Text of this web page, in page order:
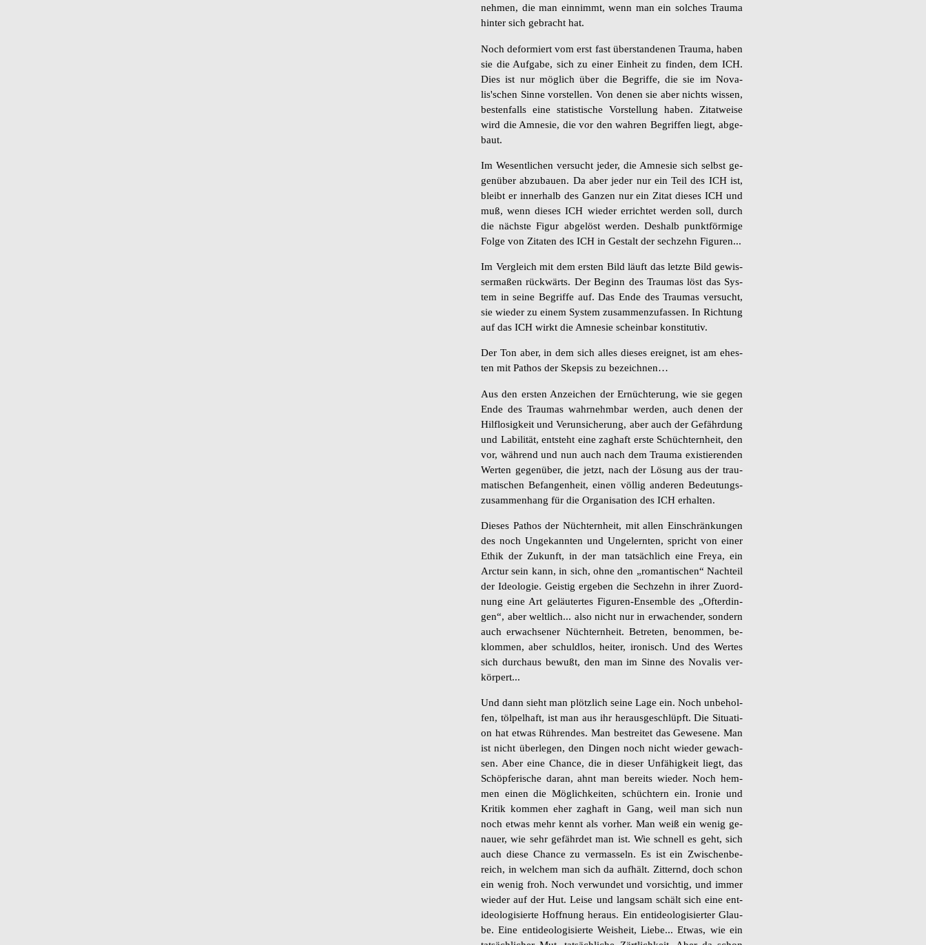
neh­men, die man ein­nimmt, wenn man ein sol­ches Trau­ma
hin­ter sich ge­bracht hat.
Noch de­for­miert vom erst fast über­stan­de­nen Trau­ma, haben
sie die Auf­ga­be, sich zu einer Ein­heit zu fin­den, dem ICH.
Dies ist nur mög­lich über die Be­grif­fe, die sie im No­va­
lis'schen Sinne vor­stel­len. Von denen sie aber nichts wis­sen,
bes­ten­falls eine sta­tis­ti­sche Vor­stel­lung haben. Zi­tat­wei­se
wird die Amne­sie, die vor den wah­ren Be­grif­fen liegt, ab­ge­
baut.
Im We­sent­li­chen ver­sucht jeder, die Amne­sie sich selbst ge­
gen­über ab­zu­bau­en. Da aber jeder nur ein Teil des ICH ist,
bleibt er in­ner­halb des Gan­zen nur ein Zitat die­ses ICH und
muß, wenn die­ses ICH wie­der er­rich­tet wer­den soll, durch
die nächs­te Figur ab­ge­löst wer­den. Des­halb punkt­för­mi­ge
Folge von Zi­ta­ten des ICH in Ge­stalt der sech­zehn Fi­gu­ren...
Im Ver­gleich mit dem ers­ten Bild läuft das letz­te Bild ge­wis­
ser­ma­ßen rück­wärts. Der Be­ginn des Trau­mas löst das Sys­
tem in seine Be­grif­fe auf. Das Ende des Trau­mas ver­sucht,
sie wie­der zu einem Sys­tem zu­sam­men­zu­fas­sen. In Rich­tung
auf das ICH wirkt die Amne­sie schein­bar kon­sti­tu­tiv.
Der Ton aber, in dem sich alles die­ses er­eig­net, ist am ehes­
ten mit Pa­thos der Skep­sis zu be­zeich­nen…
Aus den ers­ten An­zei­chen der Er­nüch­te­rung, wie sie gegen
Ende des Trau­mas wahr­nehm­bar wer­den, auch denen der
Hilf­lo­sig­keit und Ver­un­si­che­rung, aber auch der Ge­fähr­dung
und La­bi­li­tät, ent­steht eine zag­haft erste Schüch­tern­heit, den
vor, wäh­rend und nun auch nach dem Trau­ma exis­tie­ren­den
Wer­ten ge­gen­über, die jetzt, nach der Lö­sung aus der trau­
ma­ti­schen Be­fan­gen­heit, einen völ­lig an­de­ren Be­deu­tungs­
zu­sam­men­hang für die Or­ga­ni­sa­ti­on des ICH er­hal­ten.
Die­ses Pa­thos der Nüch­tern­heit, mit allen Ein­schrän­kun­gen
des noch Un­ge­kann­ten und Un­ge­lern­ten, spricht von einer
Ethik der Zu­kunft, in der man tat­säch­lich eine Freya, ein
Arc­tur sein kann, in sich, ohne den „ro­man­ti­schen“ Nach­teil
der Ideo­lo­gie. Geis­tig er­ge­ben die Sech­zehn in ihrer Zu­ord­
nung eine Art ge­läu­ter­tes Fi­gu­ren-En­sem­ble des „Of­ter­din­
gen“, aber welt­lich... also nicht nur in er­wa­chen­der, son­dern
auch er­wach­se­ner Nüch­tern­heit. Be­tre­ten, be­nom­men, be­
klom­men, aber schuld­los, hei­ter, iro­nisch. Und des Wer­tes
sich durch­aus be­wu­ßt, den man im Sinne des No­va­lis ver­
kör­pert...
Und dann sieht man plötz­lich seine Lage ein. Noch un­be­hol­
fen, töl­pel­haft, ist man aus ihr her­aus­ge­schlüpft. Die Si­tua­ti­
on hat etwas Rüh­ren­des. Man be­strei­tet das Ge­we­se­ne. Man
ist nicht über­le­gen, den Din­gen noch nicht wie­der ge­wach­
sen. Aber eine Chan­ce, die in die­ser Un­fä­hig­keit liegt, das
Schöp­fe­ri­sche daran, ahnt man be­reits wie­der. Noch hem­
men einen die Mög­lich­kei­ten, schüch­tern ein. Iro­nie und
Kri­tik kom­men eher zag­haft in Gang, weil man sich nun
noch etwas mehr kennt als vor­her. Man weiß ein wenig ge­
nau­er, wie sehr ge­fähr­det man ist. Wie schnell es geht, sich
auch diese Chan­ce zu ver­mas­seln. Es ist ein Zwi­schen­be­
reich, in wel­chem man sich da auf­hält. Zit­ternd, doch schon
ein wenig froh. Noch ver­wun­det und vor­sich­tig, und immer
wie­der auf der Hut. Leise und lang­sam schält sich eine ent­
ideo­lo­gi­sier­te Hoff­nung her­aus. Ein ent­ideo­lo­gi­sier­ter Glau­
be. Eine ent­ideo­lo­gi­sier­te Weis­heit, Liebe... Etwas, wie ein